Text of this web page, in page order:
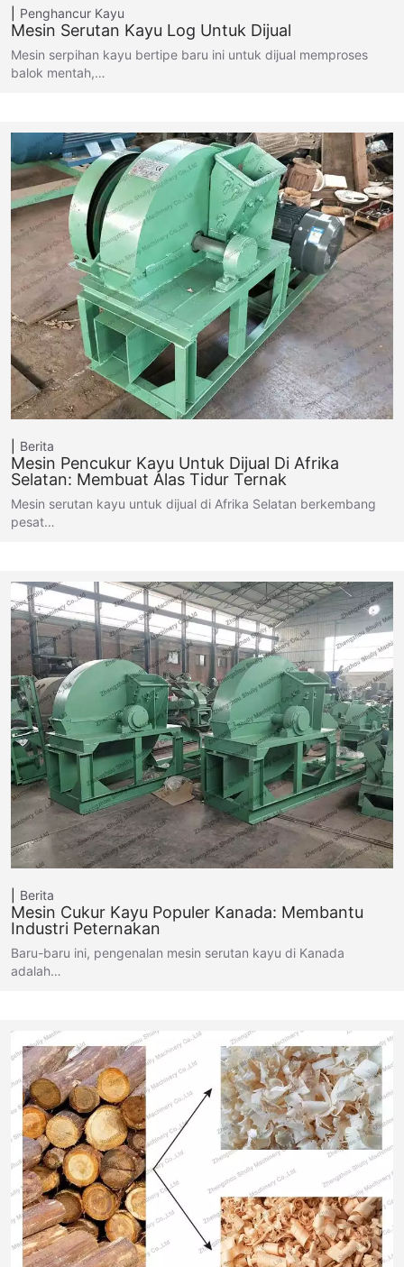
Penghancur Kayu
Mesin Serutan Kayu Log Untuk Dijual
Mesin serpihan kayu bertipe baru ini untuk dijual memproses
balok mentah,…
Berita
Mesin Pencukur Kayu Untuk Dijual Di Afrika
Selatan: Membuat Alas Tidur Ternak
Mesin serutan kayu untuk dijual di Afrika Selatan berkembang
pesat…
Berita
Mesin Cukur Kayu Populer Kanada: Membantu
Industri Peternakan
Baru-baru ini, pengenalan mesin serutan kayu di Kanada
adalah…